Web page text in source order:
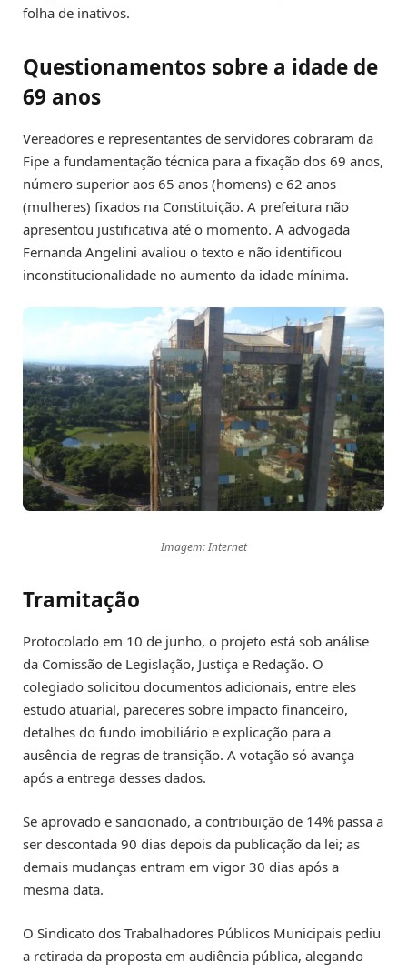
folha de inativos.
Questionamentos sobre a idade de
69 anos
Vereadores e representantes de servidores cobraram da
Fipe a fundamentação técnica para a fixação dos 69 anos,
número superior aos 65 anos (homens) e 62 anos
(mulheres) fixados na Constituição. A prefeitura não
apresentou justificativa até o momento. A advogada
Fernanda Angelini avaliou o texto e não identificou
inconstitucionalidade no aumento da idade mínima.
Imagem: Internet
Tramitação
Protocolado em 10 de junho, o projeto está sob análise
da Comissão de Legislação, Justiça e Redação. O
colegiado solicitou documentos adicionais, entre eles
estudo atuarial, pareceres sobre impacto financeiro,
detalhes do fundo imobiliário e explicação para a
ausência de regras de transição. A votação só avança
após a entrega desses dados.
Se aprovado e sancionado, a contribuição de 14% passa a
ser descontada 90 dias depois da publicação da lei; as
demais mudanças entram em vigor 30 dias após a
mesma data.
O Sindicato dos Trabalhadores Públicos Municipais pediu
a retirada da proposta em audiência pública, alegando